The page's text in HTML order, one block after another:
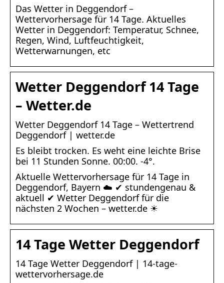
Das Wetter in Deggendorf –
Wettervorhersage für 14 Tage. Aktuelles
Wetter in Deggendorf: Temperatur, Schnee,
Regen, Wind, Luftfeuchtigkeit,
Wetterwarnungen, etc
Wetter Deggendorf 14 Tage
– Wetter.de
Wetter Deggendorf 14 Tage – Wettertrend
Deggendorf | wetter.de
Es bleibt trocken. Es weht eine leichte Brise
bei 11 Stunden Sonne. 00:00. -4°.
Aktuelle Wettervorhersage für 14 Tage in
Deggendorf, Bayern ☁️ ✔ stundengenau &
aktuell ✔ Wetter Deggendorf für die
nächsten 2 Wochen – wetter.de ☀
14 Tage Wetter Deggendorf
14 Tage Wetter Deggendorf | 14-tage-
wettervorhersage.de